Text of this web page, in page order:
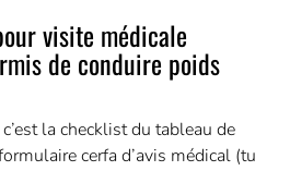
visite médicale
de conduire poids
la checklist du tableau de
cerfa d’avis médical (tu